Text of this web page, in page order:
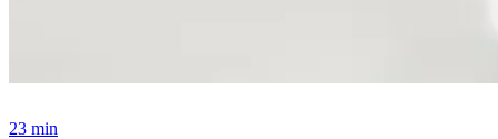
23 min